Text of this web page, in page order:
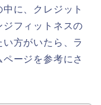
に、クレジット
フィットネスの
方がいたら、ラ
ージを参考にさ